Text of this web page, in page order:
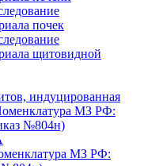
почек
щитовидной
индуцированная
МЗ РФ:
№804н)
МЗ РФ: